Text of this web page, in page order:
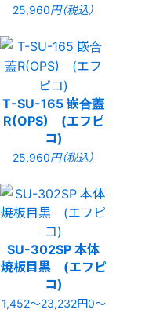
25,960円（税込）
T-SU-165 嵌合蓋
R(OPS) (エフピ
コ)
25,960円（税込）
SU-302SP 本体
焼板目黒 (エフピ
コ)
1,452〜23,232円0〜